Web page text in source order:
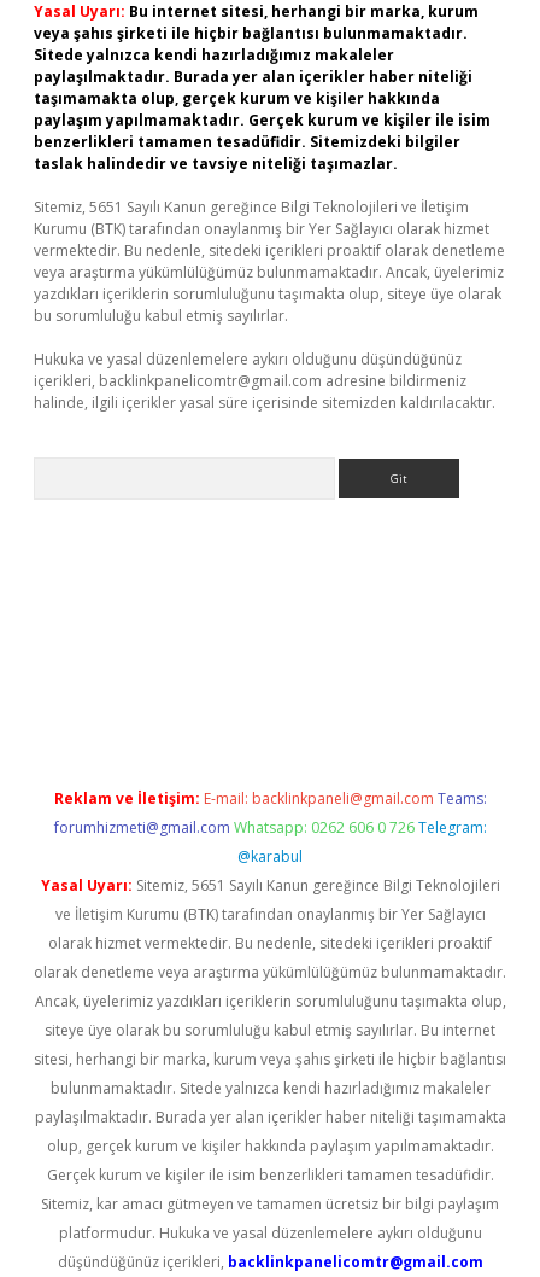
Yasal Uyarı: Bu internet sitesi, herhangi bir marka, kurum
veya şahıs şirketi ile hiçbir bağlantısı bulunmamaktadır.
Sitede yalnızca kendi hazırladığımız makaleler
paylaşılmaktadır. Burada yer alan içerikler haber niteliği
taşımamakta olup, gerçek kurum ve kişiler hakkında
paylaşım yapılmamaktadır. Gerçek kurum ve kişiler ile isim
benzerlikleri tamamen tesadüfidir. Sitemizdeki bilgiler
taslak halindedir ve tavsiye niteliği taşımazlar.
Sitemiz, 5651 Sayılı Kanun gereğince Bilgi Teknolojileri ve İletişim
Kurumu (BTK) tarafından onaylanmış bir Yer Sağlayıcı olarak hizmet
vermektedir. Bu nedenle, sitedeki içerikleri proaktif olarak denetleme
veya araştırma yükümlülüğümüz bulunmamaktadır. Ancak, üyelerimiz
yazdıkları içeriklerin sorumluluğunu taşımakta olup, siteye üye olarak
bu sorumluluğu kabul etmiş sayılırlar.
Hukuka ve yasal düzenlemelere aykırı olduğunu düşündüğünüz
içerikleri, backlinkpanelicomtr@gmail.com adresine bildirmeniz
halinde, ilgili içerikler yasal süre içerisinde sitemizden kaldırılacaktır.
Reklam ve İletişim: E-mail: backlinkpaneli@gmail.com Teams:
forumhizmeti@gmail.com Whatsapp: 0262 606 0 726 Telegram:
@karabul
Yasal Uyarı: Sitemiz, 5651 Sayılı Kanun gereğince Bilgi Teknolojileri
ve İletişim Kurumu (BTK) tarafından onaylanmış bir Yer Sağlayıcı
olarak hizmet vermektedir. Bu nedenle, sitedeki içerikleri proaktif
olarak denetleme veya araştırma yükümlülüğümüz bulunmamaktadır.
Ancak, üyelerimiz yazdıkları içeriklerin sorumluluğunu taşımakta olup,
siteye üye olarak bu sorumluluğu kabul etmiş sayılırlar. Bu internet
sitesi, herhangi bir marka, kurum veya şahıs şirketi ile hiçbir bağlantısı
bulunmamaktadır. Sitede yalnızca kendi hazırladığımız makaleler
paylaşılmaktadır. Burada yer alan içerikler haber niteliği taşımamakta
olup, gerçek kurum ve kişiler hakkında paylaşım yapılmamaktadır.
Gerçek kurum ve kişiler ile isim benzerlikleri tamamen tesadüfidir.
Sitemiz, kar amacı gütmeyen ve tamamen ücretsiz bir bilgi paylaşım
platformudur. Hukuka ve yasal düzenlemelere aykırı olduğunu
düşündüğünüz içerikleri, backlinkpanelicomtr@gmail.com